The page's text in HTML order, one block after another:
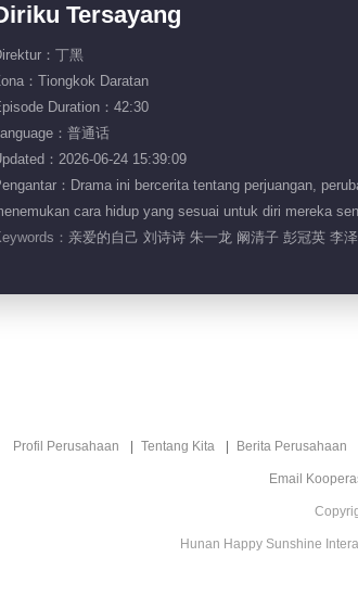
Tersayang
：丁黑
：Tiongkok Daratan
Duration：42:30
：普通话
：2026-06-24 15:39:09
：Drama ini bercerita tentang perjuangan,
cara hidup yang sesuai untuk diri mereka
： 亲爱的自己 刘诗诗 朱一龙 阚清子 彭冠英 李
Profil Perusahaan Tentang Kita Berita Perusahaan
Email
Hunan Happy Sunshine